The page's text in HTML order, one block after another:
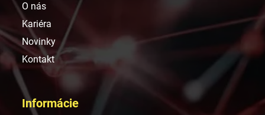
Informácie
O nás
Kariéra
Novinky
Kontakt